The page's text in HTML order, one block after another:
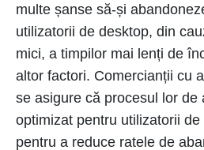
multe șanse să-și
utilizatorii de desktop, din
mici, a timpilor mai lenți de
altor factori. Comercianții cu
se asigure că procesul lor de
optimizat pentru utilizatorii
pentru a reduce ratele de